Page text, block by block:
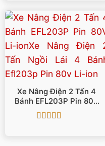
Xe Nâng Điện 2 Tấn 4
Bánh EFL203P Pin 80V
Li-Ion